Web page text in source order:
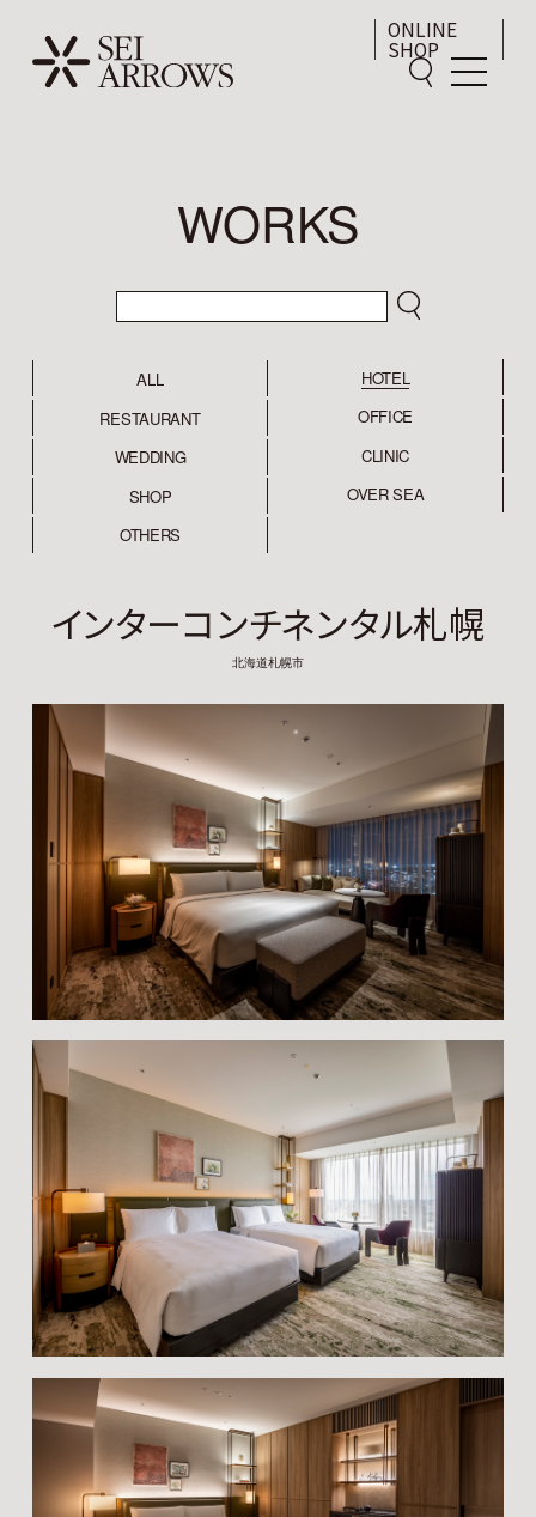
ONLINE
SHOP
WORKS
ALL
HOTEL
RESTAURANT
OFFICE
WEDDING
CLINIC
SHOP
OVER SEA
OTHERS
インターコンチネンタル札幌
北海道札幌市